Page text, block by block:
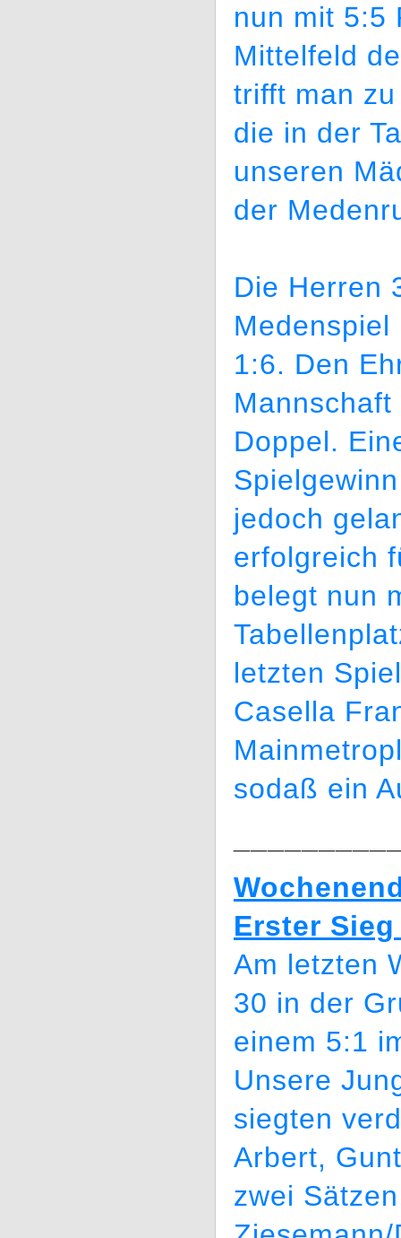
nun mit 5:5
Mittelfeld
trifft man
die in der
unseren
der
Die Herren
1:6. Den
Doppel.
jedoch
erfolgreich
belegt nun
letzten
Casella
sodaß ein
Erster
Am letzten
30 in der
einem 5:1
Unsere
siegten
Arbert,
zwei